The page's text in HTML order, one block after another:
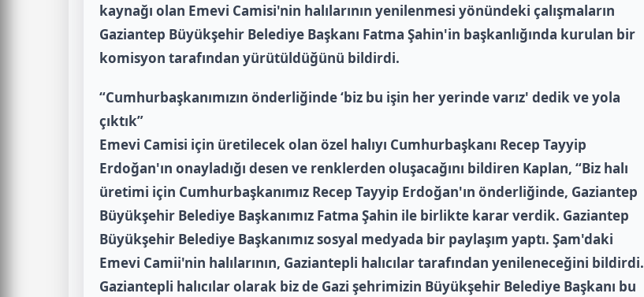
kaynağı olan Emevi Camisi'nin halılarının yenilenmesi yönündeki çalışmaların
Gaziantep Büyükşehir Belediye Başkanı Fatma Şahin'in başkanlığında kurulan bir
komisyon tarafından yürütüldüğünü bildirdi.
“Cumhurbaşkanımızın önderliğinde ‘biz bu işin her yerinde varız' dedik ve yola
çıktık”
Emevi Camisi için üretilecek olan özel halıyı Cumhurbaşkanı Recep Tayyip
Erdoğan'ın onayladığı desen ve renklerden oluşacağını bildiren Kaplan, “Biz halı
üretimi için Cumhurbaşkanımız Recep Tayyip Erdoğan'ın önderliğinde, Gaziantep
Büyükşehir Belediye Başkanımız Fatma Şahin ile birlikte karar verdik. Gaziantep
Büyükşehir Belediye Başkanımız sosyal medyada bir paylaşım yaptı. Şam'daki
Emevi Camii'nin halılarının, Gaziantepli halıcılar tarafından yenileneceğini bildirdi.
Gaziantepli halıcılar olarak biz de Gazi şehrimizin Büyükşehir Belediye Başkanı bu